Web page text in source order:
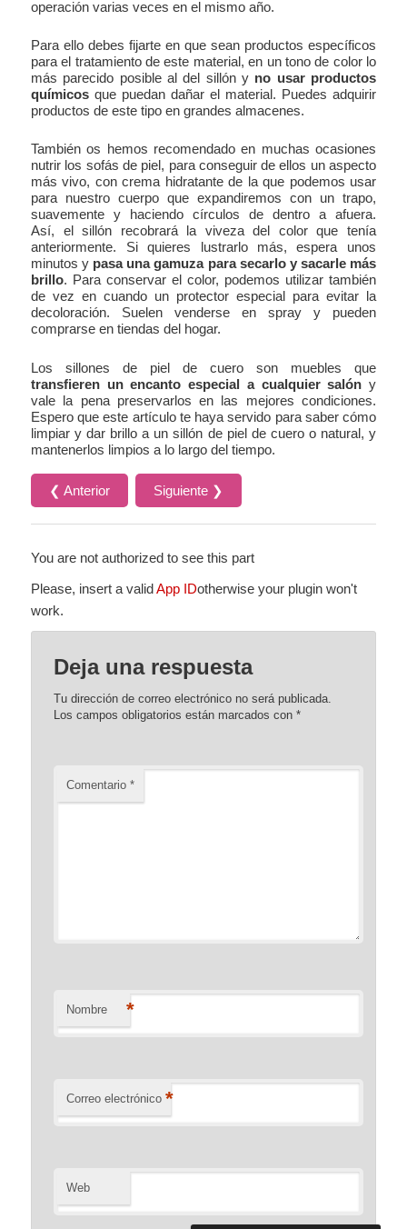
operación varias veces en el mismo año.
Para ello debes fijarte en que sean productos específicos
para el tratamiento de este material, en un tono de color lo
más parecido posible al del sillón y no usar productos
químicos que puedan dañar el material. Puedes adquirir
productos de este tipo en grandes almacenes.
También os hemos recomendado en muchas ocasiones
nutrir los sofás de piel, para conseguir de ellos un aspecto
más vivo, con crema hidratante de la que podemos usar
para nuestro cuerpo que expandiremos con un trapo,
suavemente y haciendo círculos de dentro a afuera.
Así, el sillón recobrará la viveza del color que tenía
anteriormente. Si quieres lustrarlo más, espera unos
minutos y pasa una gamuza para secarlo y sacarle más
brillo. Para conservar el color, podemos utilizar también
de vez en cuando un protector especial para evitar la
decoloración. Suelen venderse en spray y pueden
comprarse en tiendas del hogar.
Los sillones de piel de cuero son muebles que
transfieren un encanto especial a cualquier salón y
vale la pena preservarlos en las mejores condiciones.
Espero que este artículo te haya servido para saber cómo
limpiar y dar brillo a un sillón de piel de cuero o natural, y
mantenerlos limpios a lo largo del tiempo.
❮ Anterior Siguiente ❯
You are not authorized to see this part
Please, insert a validApp IDotherwise your plugin won't
work.
Deja una respuesta
Tu dirección de correo electrónico no será publicada.
Los campos obligatorios están marcados con*
Comentario*
Nombre *
Correo electrónico *
Web